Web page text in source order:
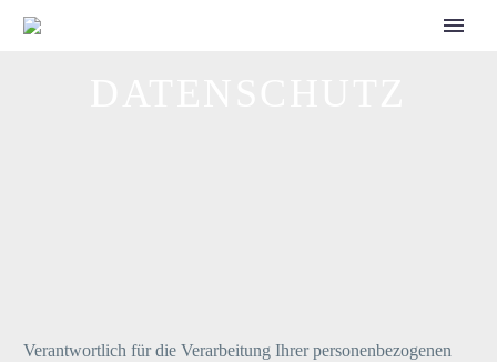
Verantwortlich für die Verarbeitung Ihrer personenbezogenen